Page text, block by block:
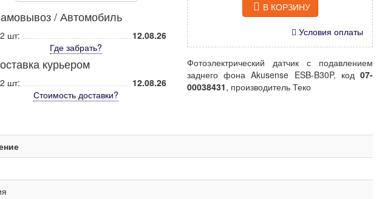
/ Автомобиль
шт:
12.08.26
Где забрать?
курьером
шт:
12.08.26
Стоимость доставки?
В КОРЗИНУ
Условия оплаты
Фотоэлектрический датчик с подавлением
заднего фона Akusense ESB-B30P, код 07-
00038431, производитель Теко